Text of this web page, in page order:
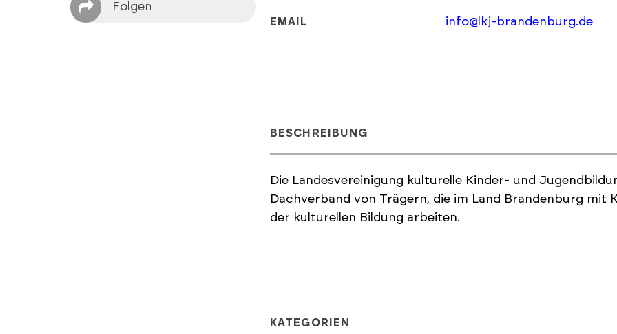
Folgen
EMAIL info@lkj-brandenburg.de
BESCHREIBUNG
Die Landesvereinigung kulturelle Kinder- und
Dachverband von Trägern, die im Land Brandenburg mit
der kulturellen Bildung arbeiten.
KATEGORIEN